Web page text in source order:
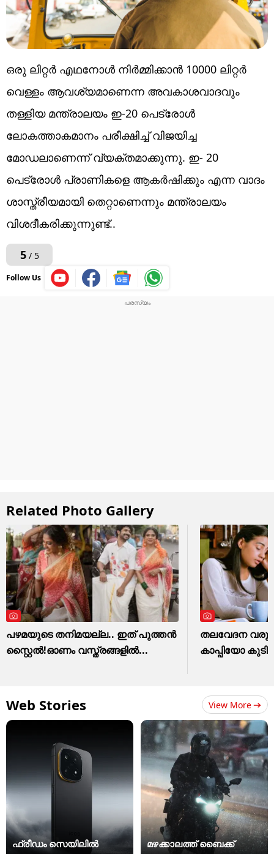
ഒരു ലിറ്റർ എഥനോൾ നിർമ്മിക്കാൻ 10000 ലിറ്റർ
വെള്ളം ആവശ്യമാണെന്ന അവകാശവാദവും
തള്ളിയ മന്ത്രാലയം ഇ-20 പെട്രോൾ
ലോകത്താകമാനം പരീക്ഷിച്ച് വിജയിച്ച
മോഡലാണെന്ന് വ്യക്തമാക്കുന്നു. ഇ- 20
പെട്രോൾ പ്രാണികളെ ആകർഷിക്കും എന്ന വാദം
ശാസ്ത്രീയമായി തെറ്റാണെന്നും മന്ത്രാലയം
വിശദീകരിക്കുന്നുണ്ട്..
5/ 5
Follow Us
Related Photo Gallery
പഴമയുടെ തനിമയല്ല.. ഇത് പുത്തൻ
സ്റ്റൈൽ!ഓണം വസ്ത്രങ്ങളിൽ...
തലവേദന
കാപ്പിയോ
Web Stories View More
ഫ്രീഡം സെയിലിൽ
മഴക്കാലത്ത് ബൈക്ക്